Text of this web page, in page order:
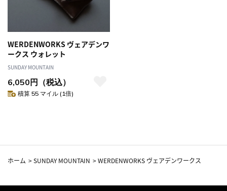
WERDENWORKS ヴェアデンワ
ークス ウォレット
SUNDAY MOUNTAIN
6,050円（税込）
積算 55 マイル (1倍)
ホーム >SUNDAY MOUNTAIN >WERDENWORKS ヴェアデンワークス